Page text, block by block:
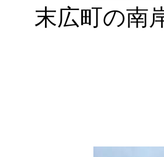
末広町の南